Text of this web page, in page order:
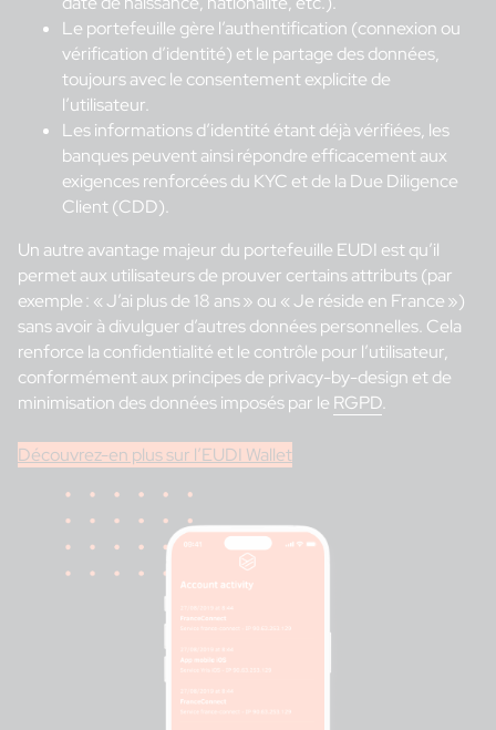
Le portefeuille gère l’authentification (connexion ou
vérification d’identité) et le partage des données,
toujours avec le consentement explicite de
l’utilisateur.
Les informations d’identité étant déjà vérifiées, les
banques peuvent ainsi répondre efficacement aux
exigences renforcées du KYC et de la Due Diligence
Client (CDD).
Un autre avantage majeur du portefeuille EUDI est qu’il
permet aux utilisateurs de prouver certains attributs (par
exemple : « J’ai plus de 18 ans » ou « Je réside en France »)
sans avoir à divulguer d’autres données personnelles. Cela
renforce la confidentialité et le contrôle pour l’utilisateur,
conformément aux principes de privacy-by-design et de
minimisation des données imposés par le RGPD.
Découvrez-en plus sur l’EUDI Wallet